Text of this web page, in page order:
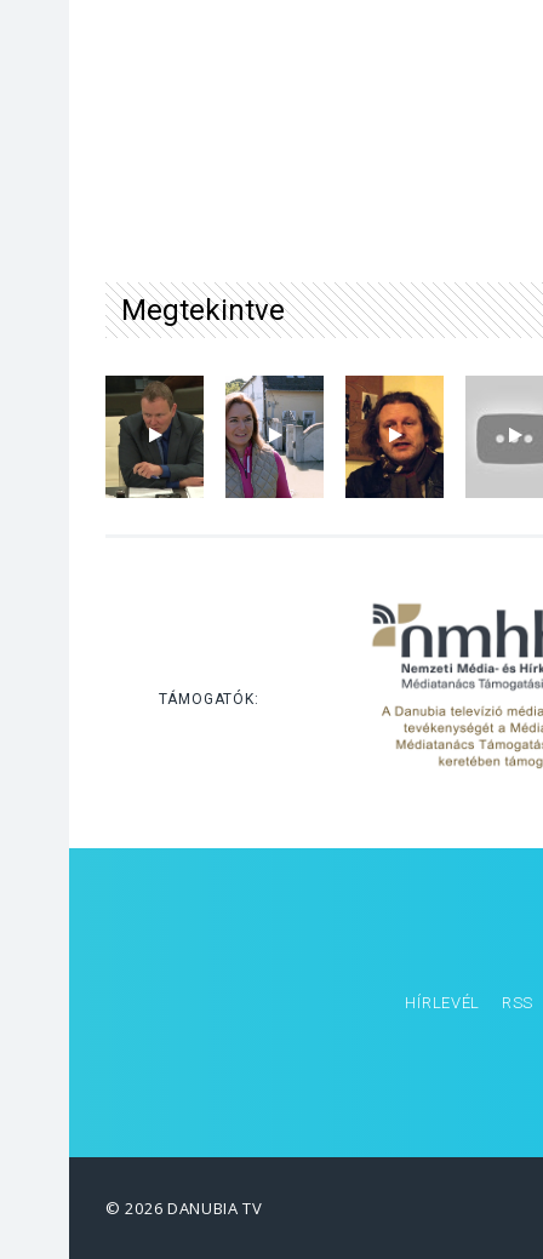
Megtekintve
TÁMOGATÓK:
HÍRLEVÉL RSS
© 2026 DANUBIA TV